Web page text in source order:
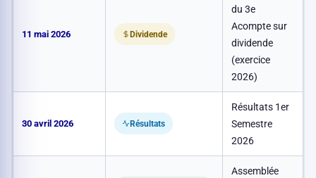
11 mai 2026 Dividende
du 3e
Acompte sur
dividende
(exercice
2026)
30 avril 2026 Résultats
Résultats 1er
Semestre
2026
Assemblée